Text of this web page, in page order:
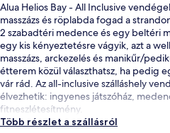
Alua Helios Bay - All Inclusive
masszázs és röplabda fogad a
2 szabadtéri medence és egy beltéri
egy kis kényeztetésre vágyik, azt a
masszázs, arckezelés és manikűr/
étterem közül választhatsz, ha pedig
vár rád. Az all-inclusive szálláshely
élvezhetik: ingyenes játszóház,
fitneszlétesítmény.
Több részlet a szállásról